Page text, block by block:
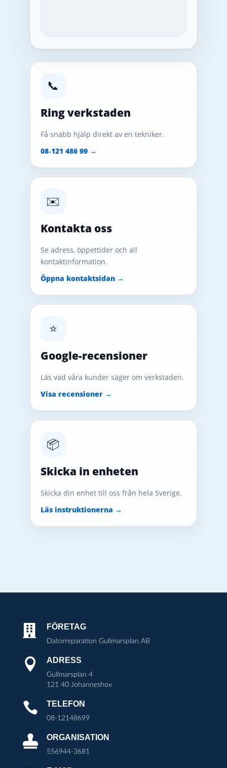
📞
Ring verkstaden
Få snabb hjälp direkt av en tekniker.
08‑121 486 99 →
✉️
Kontakta oss
Se adress, öppettider och all
kontaktinformation.
Öppna kontaktsidan →
⭐
Google-recensioner
Läs vad våra kunder säger om verkstaden.
Visa recensioner →
📦
Skicka in enheten
Skicka din enhet till oss från hela Sverige.
Läs instruktionerna →
 FÖRETAG
Datorreparation Gullmarsplan AB
 ADRESS
Gullmarsplan 4
121 40 Johanneshov
 TELEFON
08-12148699
 ORGANISATION
556944-3681